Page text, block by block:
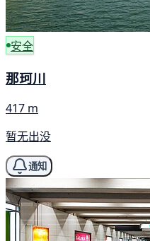
安全
那珂川
417 m
暂无出没
通知